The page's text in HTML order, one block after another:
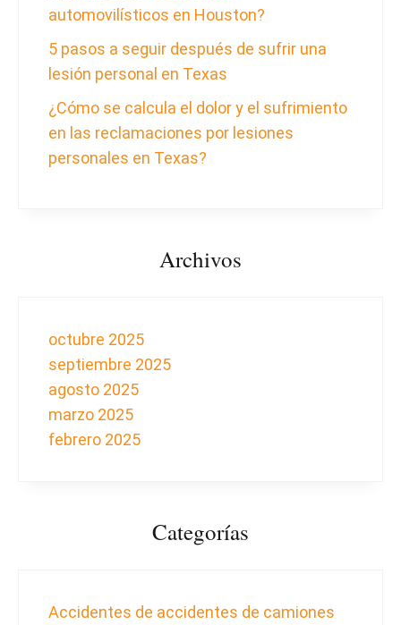
automovilísticos en Houston?
5 pasos a seguir después de sufrir una
lesión personal en Texas
¿Cómo se calcula el dolor y el sufrimiento
en las reclamaciones por lesiones
personales en Texas?
Archivos
octubre 2025
septiembre 2025
agosto 2025
marzo 2025
febrero 2025
Categorías
Accidentes de accidentes de camiones